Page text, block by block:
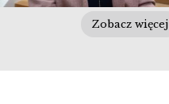
Zobacz więcej